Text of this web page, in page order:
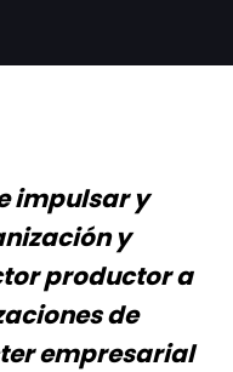
impulsar y
y
productor a
de
empresarial